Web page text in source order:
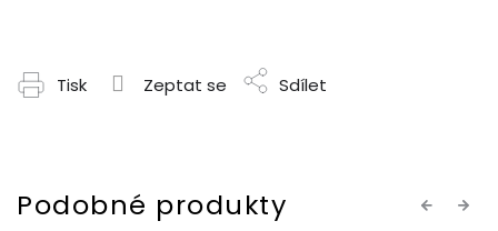
Tisk Zeptat se Sdílet
Previous
Next